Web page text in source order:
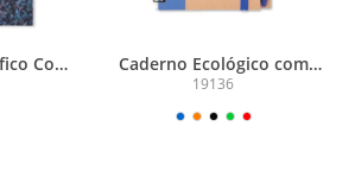
Com
Caderno Ecológico com
Caneta
19136